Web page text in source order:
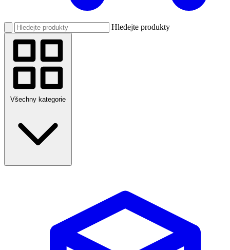
Hledejte produkty
Všechny kategorie